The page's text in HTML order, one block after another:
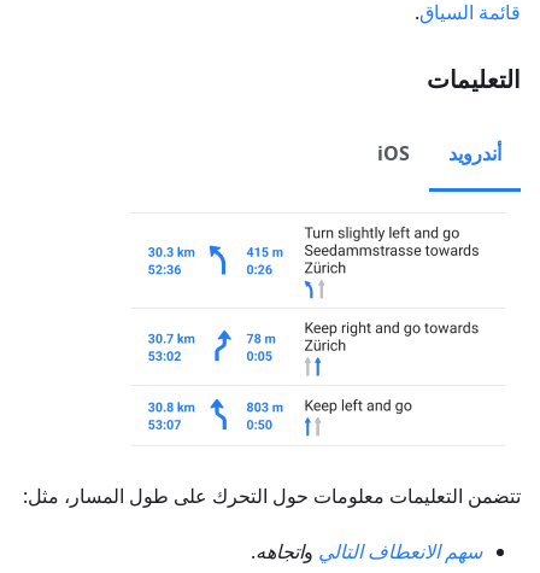
قائمة السياق.
التعليمات
أندرويد iOS
تتضمن التعليمات معلومات حول التحرك على طول المسار، مثل:
سهم الانعطاف التالي واتجاهه.